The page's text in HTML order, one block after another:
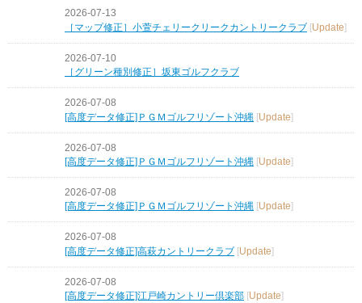
2026-07-13
［マップ修正］小萱チェリークリークカントリークラブ [Update]
2026-07-10
［グリーン種別修正］坂東ゴルフクラブ
2026-07-08
[高度データ修正]ＰＧＭゴルフリゾート沖縄 [Update]
2026-07-08
[高度データ修正]ＰＧＭゴルフリゾート沖縄 [Update]
2026-07-08
[高度データ修正]ＰＧＭゴルフリゾート沖縄 Update
2026-07-08
[高度データ修正]高萩カントリークラブ [Update]
2026-07-08
[高度データ修正]江戸崎カントリー倶楽部 Update